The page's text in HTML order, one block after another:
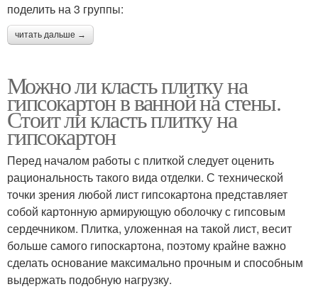
поделить на 3 группы:
читать дальше →
Можно ли класть плитку на
гипсокартон в ванной на стены.
Стоит ли класть плитку на
гипсокартон
Перед началом работы с плиткой следует оценить
рациональность такого вида отделки. С технической
точки зрения любой лист гипсокартона представляет
собой картонную армирующую оболочку с гипсовым
сердечником. Плитка, уложенная на такой лист, весит
больше самого гипоскартона, поэтому крайне важно
сделать основание максимально прочным и способным
выдержать подобную нагрузку.